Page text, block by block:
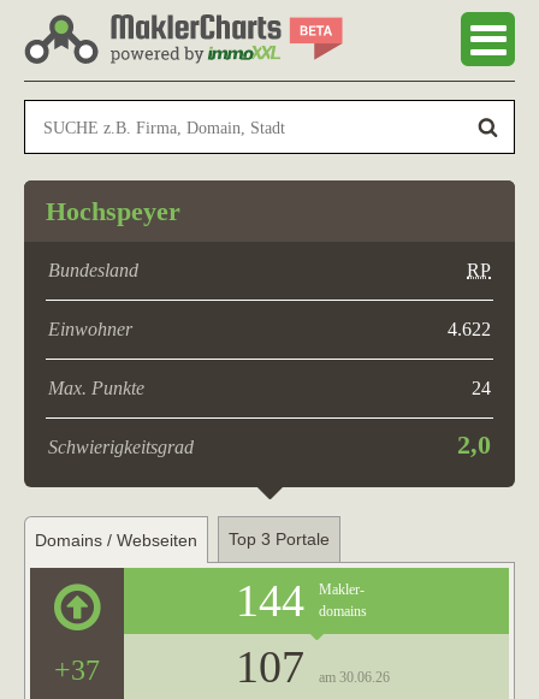
Hochspeyer
Bundesland RP
Einwohner 4.622
Max. Punkte 24
Schwierigkeitsgrad 2,0
Domains / Webseiten Top 3 Portale
+37
144
Makler-
domains
107 am 30.06.26